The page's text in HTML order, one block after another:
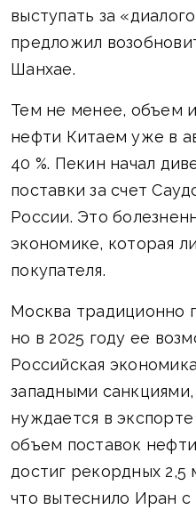
выступать за
предложил
Шанхае.
Тем не менее, объем
нефти Китаем уже в
40 %. Пекин начал
поставки за счет
России. Это
экономике, которая
покупателя.
Москва традиционно
но в 2025 году ее
Российская
западными
нуждается в
объем поставок
достиг рекордных 2,5
что вытеснило Иран с